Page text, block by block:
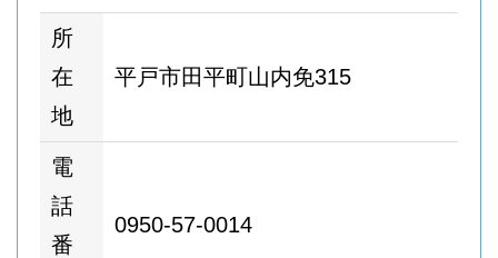
所
在
地
平戸市田平町山内免315
電
話
番
0950-57-0014